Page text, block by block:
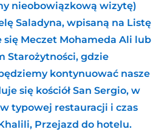
nieobowiązkową wizytę)
Saladyna, wpisaną na Listę
Meczet Mohameda Ali lub
Starożytności, gdzie
kontynuować nasze
się kościół San Sergio, w
typowej restauracji i czas
Przejazd do hotelu.